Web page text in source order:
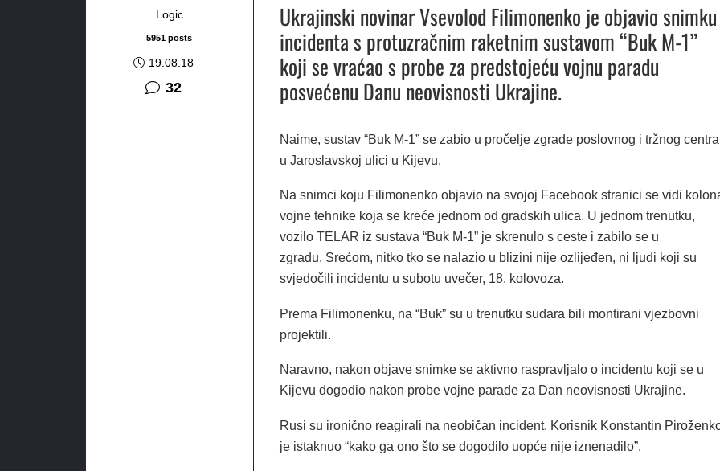
Logic
5951 posts
19.08.18
32komentara
Ukrajinski novinar Vsevolod Filimonenko je objavio snimku
incidenta s protuzračnim raketnim sustavom “Buk M-1”
koji se vraćao s probe za predstojeću vojnu paradu
posvećenu Danu neovisnosti Ukrajine.
Naime, sustav “Buk M-1” se zabio u pročelje zgrade poslovnog i tržnog centra
u Jaroslavskoj ulici u Kijevu.
Na snimci koju Filimonenko objavio na svojoj Facebook stranici se vidi
vojne tehnike koja se kreće jednom od gradskih ulica. U jednom trenutku,
vozilo TELAR iz sustava “Buk M-1” je skrenulo s ceste i zabilo se u
zgradu. Srećom, nitko tko se nalazio u blizini nije ozlijeđen, ni ljudi koji su
svjedočili incidentu u subotu uvečer, 18. kolovoza.
Prema Filimonenku, na “Buk” su u trenutku sudara bili montirani vjezbovni
projektili.
Naravno, nakon objave snimke se aktivno raspravljalo o incidentu koji se u
Kijevu dogodio nakon probe vojne parade za Dan neovisnosti Ukrajine.
Rusi su ironično reagirali na neobičan incident. Korisnik Konstantin
je istaknuo “kako ga ono što se dogodilo uopće nije iznenadilo”.